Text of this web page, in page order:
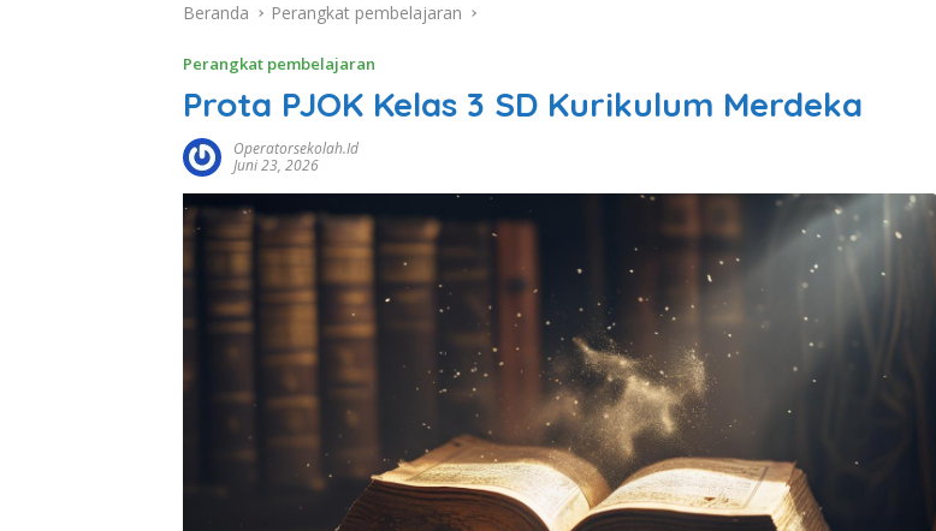
Beranda Perangkat pembelajaran
Perangkat pembelajaran
Prota PJOK Kelas 3 SD Kurikulum Merdeka
Operatorsekolah.id
Juni 23, 2026